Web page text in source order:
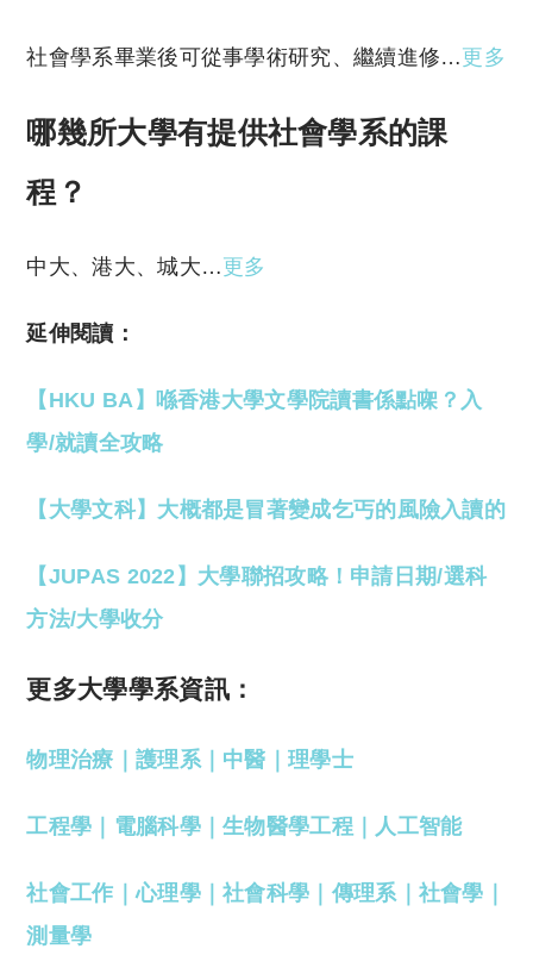
社會學系畢業後可從事學術研究、繼續進修…更多
哪幾所大學有提供社會學系的課
程？
中大、港大、城大…更多
延伸閱讀：
【HKU BA】喺香港大學文學院讀書係點㗎？入
學/就讀全攻略
【大學文科】大概都是冒著變成乞丐的風險入讀的
【JUPAS 2022】大學聯招攻略！申請日期/選科
方法/大學收分
更多大學學系資訊：
物理治療 護理系｜ 中醫 ｜理學士
工程學 電腦科學｜生物醫學工程｜ 人工智能
社會工作 ｜心理學｜社會科學 傳理系 社會學
測量學